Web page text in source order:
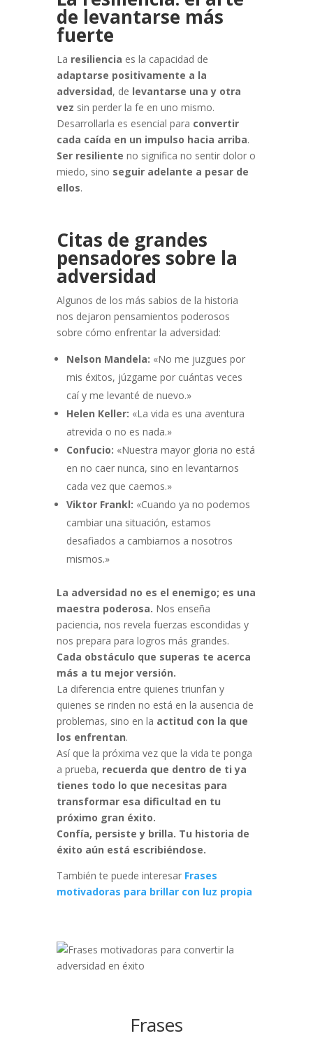
de levantarse más
fuerte
La resiliencia es la capacidad de
adaptarse positivamente a la
adversidad, de levantarse una y otra
vez sin perder la fe en uno mismo.
Desarrollarla es esencial para convertir
cada caída en un impulso hacia arriba.
Ser resiliente no significa no sentir dolor o
miedo, sino seguir adelante a pesar de
ellos.
Citas de grandes
pensadores sobre la
adversidad
Algunos de los más sabios de la historia
nos dejaron pensamientos poderosos
sobre cómo enfrentar la adversidad:
Nelson Mandela: «No me juzgues por
mis éxitos, júzgame por cuántas veces
caí y me levanté de nuevo.»
Helen Keller: «La vida es una aventura
atrevida o no es nada.»
Confucio: «Nuestra mayor gloria no está
en no caer nunca, sino en levantarnos
cada vez que caemos.»
Viktor Frankl: «Cuando ya no podemos
cambiar una situación, estamos
desafiados a cambiarnos a nosotros
mismos.»
La adversidad no es el enemigo; es una
maestra poderosa. Nos enseña
paciencia, nos revela fuerzas escondidas y
nos prepara para logros más grandes.
Cada obstáculo que superas te acerca
más a tu mejor versión.
La diferencia entre quienes triunfan y
quienes se rinden no está en la ausencia de
problemas, sino en la actitud con la que
los enfrentan.
Así que la próxima vez que la vida te ponga
a prueba, recuerda que dentro de ti ya
tienes todo lo que necesitas para
transformar esa dificultad en tu
próximo gran éxito.
Confía, persiste y brilla. Tu historia de
éxito aún está escribiéndose.
También te puede interesar Frases
motivadoras para brillar con luz propia
Frases